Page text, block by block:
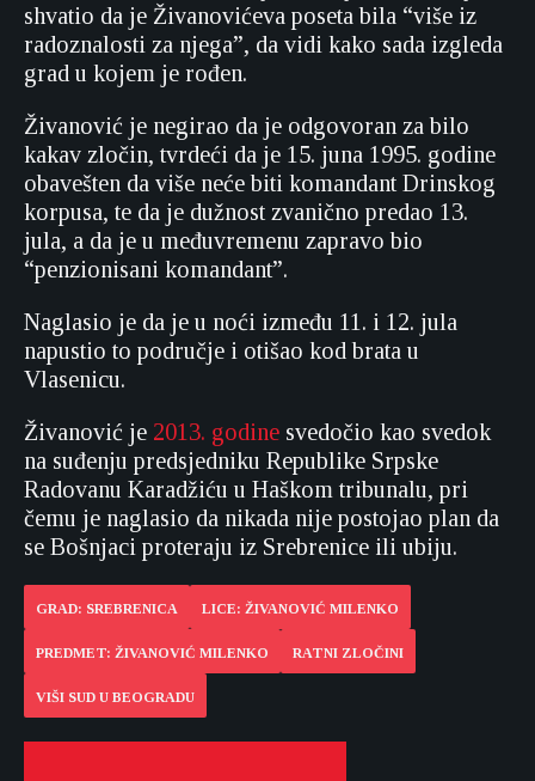
shvatio da je Živanovićeva poseta bila “više iz
radoznalosti za njega”, da vidi kako sada izgleda
grad u kojem je rođen.
Živanović je negirao da je odgovoran za bilo
kakav zločin, tvrdeći da je 15. juna 1995. godine
obavešten da više neće biti komandant Drinskog
korpusa, te da je dužnost zvanično predao 13.
jula, a da je u međuvremenu zapravo bio
“penzionisani komandant”.
Naglasio je da je u noći između 11. i 12. jula
napustio to područje i otišao kod brata u
Vlasenicu.
Živanović je 2013. godine svedočio kao svedok
na suđenju predsjedniku Republike Srpske
Radovanu Karadžiću u Haškom tribunalu, pri
čemu je naglasio da nikada nije postojao plan da
se Bošnjaci proteraju iz Srebrenice ili ubiju.
GRAD: SREBRENICA LICE: ŽIVANOVIĆ MILENKO
PREDMET: ŽIVANOVIĆ MILENKO RATNI ZLOČINI
VIŠI SUD U BEOGRADU